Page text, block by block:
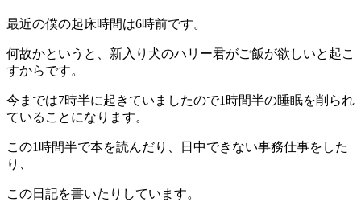
最近の僕の起床時間は6時前です。
何故かというと、新入り犬のハリー君がご飯が欲しいと起こ
すからです。
今までは7時半に起きていましたので1時間半の睡眠を削られ
ていることになります。
この1時間半で本を読んだり、日中できない事務仕事をした
り、
この日記を書いたりしています。